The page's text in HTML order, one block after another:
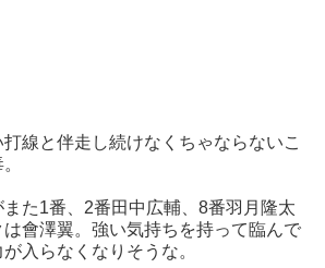
線と伴走し続けなくちゃならないこ
た1番、2番田中広輔、8番羽月隆太
會澤翼。強い気持ちを持って臨んで
入らなくなりそうな。